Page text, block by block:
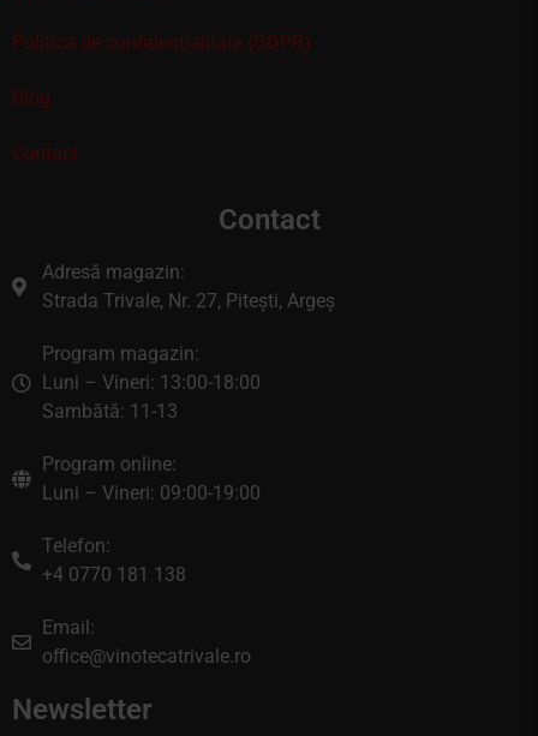
Politica de confidenţialitate (GDPR)
Blog
Contact
Contact
Adresă magazin:
Strada Trivale, Nr. 27, Pitești, Argeș
Program magazin:
Luni – Vineri: 13:00-18:00
Sambătă: 11-13
Program online:
Luni – Vineri: 09:00-19:00
Telefon:
+4 0770 181 138
Email:
office@vinotecatrivale.ro
Newsletter